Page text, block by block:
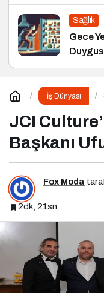
Sağlık
Gece
İş Dünyası
JCI
Başkanı
Fox Moda
2dk, 21sn